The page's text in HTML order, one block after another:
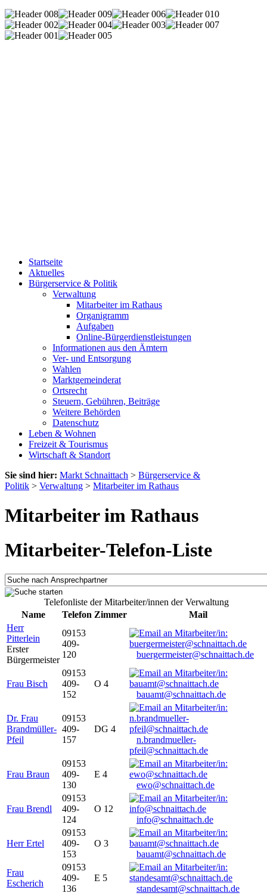
Startseite
Aktuelles
Bürgerservice & Politik
Verwaltung
Mitarbeiter im Rathaus
Organigramm
Aufgaben
Online-Bürgerdienstleistungen
Informationen aus den Ämtern
Ver- und Entsorgung
Wahlen
Marktgemeinderat
Ortsrecht
Steuern, Gebühren, Beiträge
Weitere Behörden
Datenschutz
Leben & Wohnen
Freizeit & Tourismus
Wirtschaft & Standort
Sie sind hier: Markt Schnaittach > Bürgerservice &
Politik > Verwaltung > Mitarbeiter im Rathaus
Mitarbeiter im Rathaus
Mitarbeiter-Telefon-Liste
Telefonliste der Mitarbeiter/innen der Verwaltung
Name
Telefon Zimmer
Mail
Herr
Pitterlein
Erster
Bürgermeister
09153
409-
120
buergermeister@schnaittach.de
Frau Bisch
09153
409-
152
O 4
bauamt@schnaittach.de
Dr. Frau
Brandmüller-
Pfeil
09153
409-
157
DG 4
n.brandmueller-
pfeil@schnaittach.de
Frau Braun
09153
409-
130
E 4
ewo@schnaittach.de
Frau Brendl
09153
409-
124
O 12
info@schnaittach.de
Herr Ertel
09153
409-
153
O 3
bauamt@schnaittach.de
Frau
Escherich
09153
409-
136
E 5
standesamt@schnaittach.de